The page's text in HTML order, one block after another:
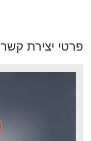
פרטי יצירת קשר